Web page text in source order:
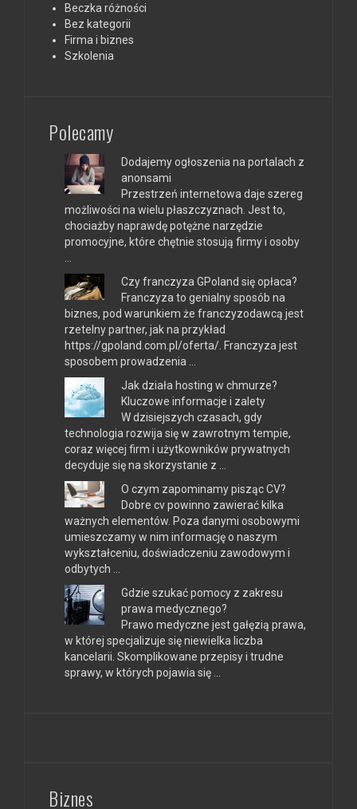
Beczka różności
Bez kategorii
Firma i biznes
Szkolenia
Polecamy
Dodajemy ogłoszenia na portalach z
anonsami
Przestrzeń internetowa daje szereg
możliwości na wielu płaszczyznach. Jest to,
chociażby naprawdę potężne narzędzie
promocyjne, które chętnie stosują firmy i osoby
Czy franczyza GPoland się opłaca?
Franczyza to genialny sposób na
biznes, pod warunkiem że franczyzodawcą jest
rzetelny partner, jak na przykład
https://gpoland.com.pl/oferta/. Franczyza jest
sposobem prowadzenia …
Jak działa hosting w chmurze?
Kluczowe informacje i zalety
W dzisiejszych czasach, gdy
technologia rozwija się w zawrotnym tempie,
coraz więcej firm i użytkowników prywatnych
decyduje się na skorzystanie z …
O czym zapominamy pisząc CV?
Dobre cv powinno zawierać kilka
ważnych elementów. Poza danymi osobowymi
umieszczamy w nim informację o naszym
wykształceniu, doświadczeniu zawodowym i
odbytych …
Gdzie szukać pomocy z zakresu
prawa medycznego?
Prawo medyczne jest gałęzią prawa,
w której specjalizuje się niewielka liczba
kancelarii. Skomplikowane przepisy i trudne
sprawy, w których pojawia się …
Biznes